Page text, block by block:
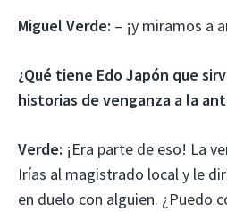
Miguel Verde: – ¡y miramos a
¿Qué tiene Edo Japón que
historias de venganza a la
Verde: ¡Era parte de eso! La
Irías al magistrado local y le
en duelo con alguien. ¿Puedo